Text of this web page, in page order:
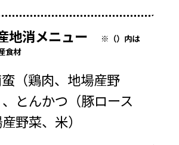
地消メニュー
※（）内は
食材
（鶏肉、地場産野
とんかつ（豚ロース
野菜、米）